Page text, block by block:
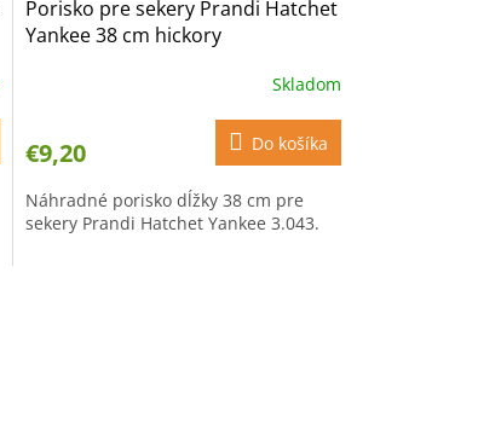
Porisko pre sekery Prandi Hatchet
Yankee 38 cm hickory
Skladom
€9,20 Do košíka
Náhradné porisko dĺžky 38 cm pre
sekery Prandi Hatchet Yankee 3.043.